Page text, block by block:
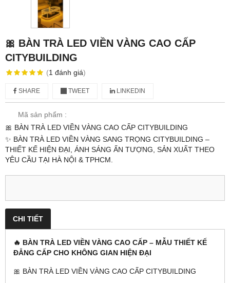
🎀 BÀN TRÀ LED VIỀN VÀNG CAO CẤP
CITYBUILDING
(1 đánh giá)
SHARE TWEET LINKEDIN
Mã sản phẩm :
🎀 BÀN TRÀ LED VIỀN VÀNG CAO CẤP CITYBUILDING
✨ BÀN TRÀ LED VIỀN VÀNG SANG TRỌNG CITYBUILDING –
THIẾT KẾ HIỆN ĐẠI, ÁNH SÁNG ẤN TƯỢNG, SẢN XUẤT THEO
YÊU CẦU TẠI HÀ NỘI & TPHCM.
CHI TIẾT
🔥 BÀN TRÀ LED VIỀN VÀNG CAO CẤP – MẪU THIẾT KẾ
ĐẲNG CẤP CHO KHÔNG GIAN HIỆN ĐẠI
🎀 BÀN TRÀ LED VIỀN VÀNG CAO CẤP CITYBUILDING